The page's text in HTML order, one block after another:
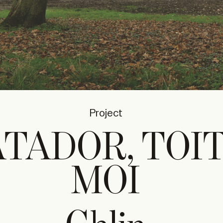
Project
MOI